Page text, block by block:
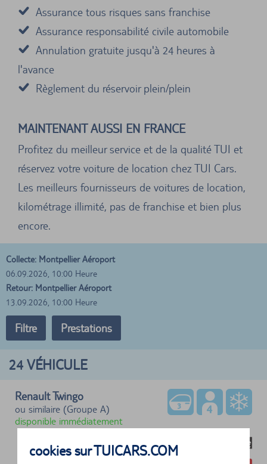
cookies sur TUICARS.COM
Assurance tous risques sans franchise
Assurance responsabilité civile automobile
Annulation gratuite jusqu'à 24 heures à
l'avance
Règlement du réservoir plein/plein
MAINTENANT AUSSI EN FRANCE
Profitez du meilleur service et de la qualité TUI et
réservez votre voiture de location chez TUI Cars.
Les meilleurs fournisseurs de voitures de location,
kilométrage illimité, pas de franchise et bien plus
encore.
Collecte: Montpellier Aéroport
06.09.2026, 10:00 Heure
Retour: Montpellier Aéroport
13.09.2026, 10:00 Heure
Filtre Prestations
24 VÉHICULE
Renault Twingo
ou similaire (Groupe A)
disponible immédiatement